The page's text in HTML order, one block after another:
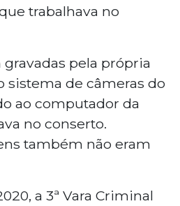
trabalhava no
pela própria
sistema de câmeras do
ao computador da
no conserto.
também não eram
a 3ª Vara Criminal